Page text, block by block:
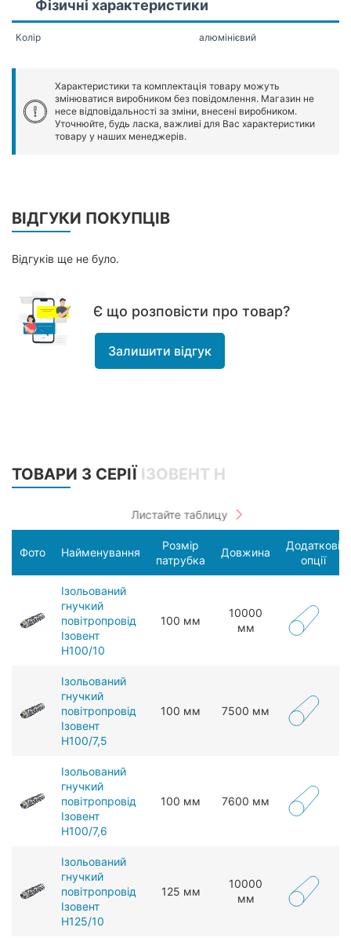
Фізичні характеристики
Колір алюмінієвий
Характеристики та комплектація товару можуть
змінюватися виробником без повідомлення. Магазин не
несе відповідальності за зміни, внесені виробником.
Уточнюйте, будь ласка, важливі для Вас характеристики
товару у наших менеджерів.
ВІДГУКИ ПОКУПЦІВ
Відгуків ще не було.
Є що розповісти про товар?
Залишити відгук
ТОВАРИ З СЕРІЇ ІЗОВЕНТ Н
Фото Найменування
Розмір
патрубка
Довжина
Додаткові
опції
Ізольований
гнучкий
повітропровід
Ізовент
Н100/10
100 мм
10000
мм
Ізольований
гнучкий
повітропровід
Ізовент
Н100/7,5
100 мм 7500 мм
Ізольований
гнучкий
повітропровід
Ізовент
Н100/7,6
100 мм 7600 мм
Ізольований
гнучкий
повітропровід
Ізовент
Н125/10
125 мм
10000
мм